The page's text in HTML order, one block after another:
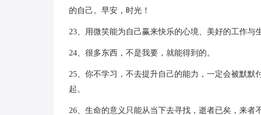
的自己。早安，时光！
23、用微笑能为自己赢来快乐的心境、美好的工作与
24、很多东西，不是我要，就能得到的。
25、你不学习，不去提升自己的能力，一定会被默
起。
26、生命的意义只能从当下去寻找，逝者已矣，来